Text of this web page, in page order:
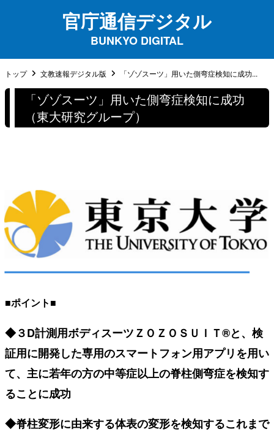
官庁通信デジタル
BUNKYO DIGITAL
トップ 文教速報デジタル版 「ゾゾスーツ」用いた側弯症検知に成功...
「ゾゾスーツ」用いた側弯症検知に成功
（東大研究グループ）
■ポイント■
◆３D計測用ボディスーツＺＯＺＯＳＵＩＴ®と、検
証用に開発した専用のスマートフォン用アプリを用い
て、主に若年の方の中等症以上の脊柱側弯症を検知す
ることに成功
◆脊柱変形に由来する体表の変形を検知するこれまで